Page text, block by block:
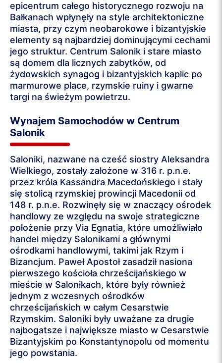
epicentrum całego historycznego rozwoju na
Bałkanach wpłynęły na style architektoniczne
miasta, przy czym neobarokowe i bizantyjskie
elementy są najbardziej dominującymi cechami
jego struktur. Centrum Salonik i stare miasto
są domem dla licznych zabytków, od
żydowskich synagog i bizantyjskich kaplic po
marmurowe place, rzymskie ruiny i gwarne
targi na świeżym powietrzu.
Wynajem Samochodów w Centrum
Salonik
Saloniki, nazwane na cześć siostry Aleksandra
Wielkiego, zostały założone w 316 r. p.n.e.
przez króla Kassandra Macedońskiego i stały
się stolicą rzymskiej prowincji Macedonii od
148 r. p.n.e. Rozwinęły się w znaczący ośrodek
handlowy ze względu na swoje strategiczne
położenie przy Via Egnatia, które umożliwiało
handel między Salonikami a głównymi
ośrodkami handlowymi, takimi jak Rzym i
Bizancjum. Paweł Apostoł zasadził nasiona
pierwszego kościoła chrześcijańskiego w
mieście w Salonikach, które były również
jednym z wczesnych ośrodków
chrześcijańskich w całym Cesarstwie
Rzymskim. Saloniki były uważane za drugie
najbogatsze i największe miasto w Cesarstwie
Bizantyjskim po Konstantynopolu od momentu
jego powstania.